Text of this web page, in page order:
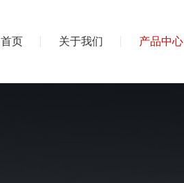
首页 关于我们 产品中心